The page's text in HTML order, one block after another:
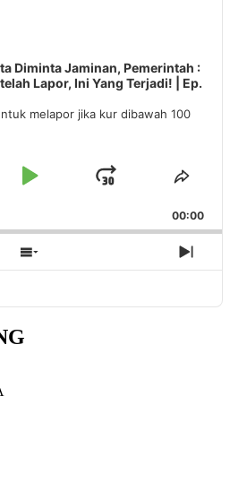
Diminta Jaminan, Pemerintah :
Lapor, Ini Yang Terjadi! | Ep.
melapor jika kur dibawah 100
Play
Jump
Forward
Share
00:00
Show
Next